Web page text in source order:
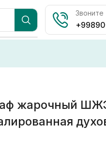
Звоните
жарочный